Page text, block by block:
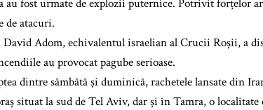
au fost urmate de explozii puternice. Potrivit forțelor
de atacuri.
David Adom, echivalentul israelian al Crucii Roșii, a
au provocat pagube serioase.
dintre sâmbătă și duminică, rachetele lansate din
situat la sud de Tel Aviv, dar și în Tamra, o